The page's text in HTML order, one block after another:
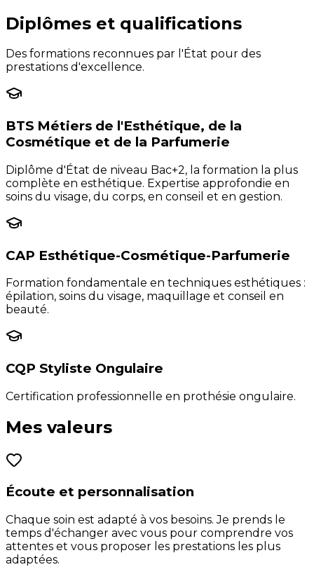
Diplômes et qualifications
Des formations reconnues par l'État pour des
prestations d'excellence.
BTS Métiers de l'Esthétique, de la
Cosmétique et de la Parfumerie
Diplôme d'État de niveau Bac+2, la formation la plus
complète en esthétique. Expertise approfondie en
soins du visage, du corps, en conseil et en gestion.
CAP Esthétique-Cosmétique-Parfumerie
Formation fondamentale en techniques esthétiques :
épilation, soins du visage, maquillage et conseil en
beauté.
CQP Styliste Ongulaire
Certification professionnelle en prothésie ongulaire.
Mes valeurs
Écoute et personnalisation
Chaque soin est adapté à vos besoins. Je prends le
temps d'échanger avec vous pour comprendre vos
attentes et vous proposer les prestations les plus
adaptées.